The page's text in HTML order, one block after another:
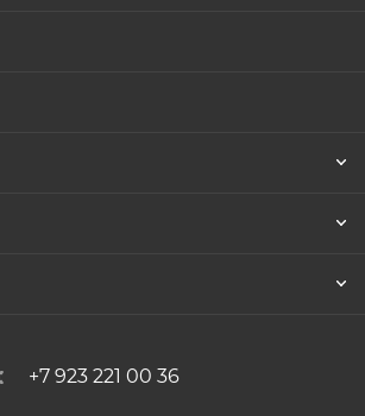
+7 923 221 00 36